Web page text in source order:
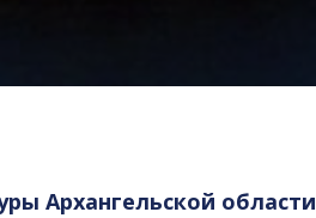
Архангельской области